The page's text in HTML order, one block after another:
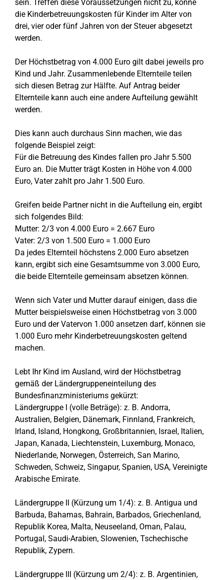
sein. Treffen diese Voraussetzungen nicht zu, könne
die Kinderbetreuungskosten für Kinder im Alter von
drei, vier oder fünf Jahren von der Steuer abgesetzt
werden.
Der Höchstbetrag von 4.000 Euro gilt dabei jeweils pro
Kind und Jahr. Zusammenlebende Elternteile teilen
sich diesen Betrag zur Hälfte. Auf Antrag beider
Elternteile kann auch eine andere Aufteilung gewählt
werden.
Dies kann auch durchaus Sinn machen, wie das
folgende Beispiel zeigt:
Für die Betreuung des Kindes fallen pro Jahr 5.500
Euro an. Die Mutter trägt Kosten in Höhe von 4.000
Euro, Vater zahlt pro Jahr 1.500 Euro.
Greifen beide Partner nicht in die Aufteilung ein, ergibt
sich folgendes Bild:
Mutter: 2/3 von 4.000 Euro = 2.667 Euro
Vater: 2/3 von 1.500 Euro = 1.000 Euro
Da jedes Elternteil höchstens 2.000 Euro absetzen
kann, ergibt sich eine Gesamtsumme von 3.000 Euro,
die beide Elternteile gemeinsam absetzen können.
Wenn sich Vater und Mutter darauf einigen, dass die
Mutter beispielsweise einen Höchstbetrag von 3.000
Euro und der Vatervon 1.000 ansetzen darf, können sie
1.000 Euro mehr Kinderbetreuungskosten geltend
machen.
Lebt Ihr Kind im Ausland, wird der Höchstbetrag
gemäß der Ländergruppeneinteilung des
Bundesfinanzministeriums gekürzt:
Ländergruppe I (volle Beträge): z. B. Andorra,
Australien, Belgien, Dänemark, Finnland, Frankreich,
Irland, Island, Hongkong, Großbritannien, Israel, Italien,
Japan, Kanada, Liechtenstein, Luxemburg, Monaco,
Niederlande, Norwegen, Österreich, San Marino,
Schweden, Schweiz, Singapur, Spanien, USA, Vereinigte
Arabische Emirate.
Ländergruppe II (Kürzung um 1/4): z. B. Antigua und
Barbuda, Bahamas, Bahrain, Barbados, Griechenland,
Republik Korea, Malta, Neuseeland, Oman, Palau,
Portugal, Saudi-Arabien, Slowenien, Tschechische
Republik, Zypern.
Ländergruppe III (Kürzung um 2/4): z. B. Argentinien,